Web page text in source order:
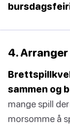
4.
sammen og
mange spill
morsomme å